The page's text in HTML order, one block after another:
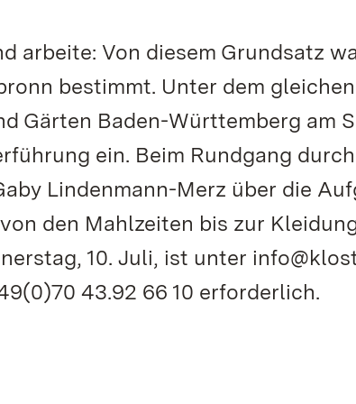
arbeite: Von diesem Grundsatz
bestimmt. Unter dem
Gärten Baden-Württemberg am
ein. Beim Rundgang
Lindenmann-Merz über die
den Mahlzeiten bis zur
10. Juli, ist unter
43.92 66 10 erforderlich.